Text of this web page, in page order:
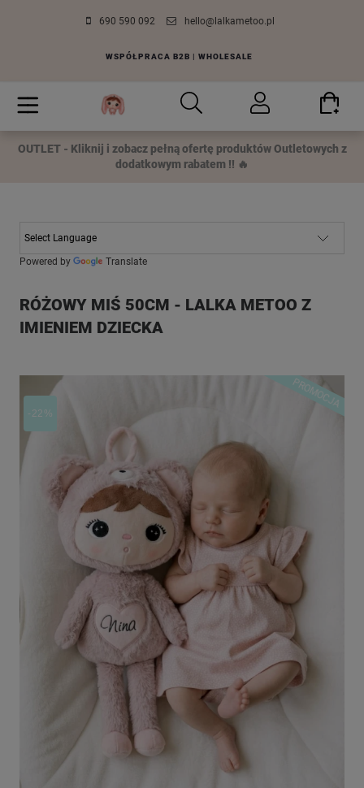
690 590 092 hello@lalkametoo.pl
WSPÓŁPRACA B2B | WHOLESALE
OUTLET - Kliknij i zobacz pełną ofertę produktów Outletowych z
dodatkowym rabatem !! 🔥
Powered by Translate
RÓŻOWY MIŚ 50CM - LALKA METOO Z
IMIENIEM DZIECKA
PROMOCJA
-22%